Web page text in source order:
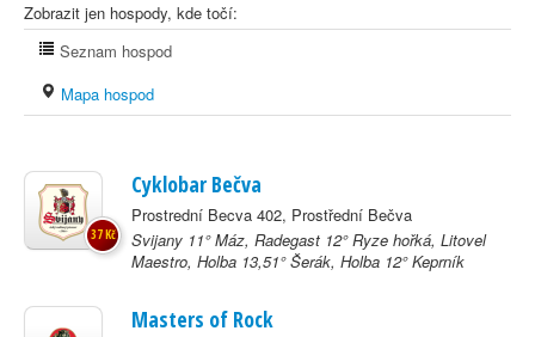
Zobrazit jen hospody, kde točí:
Seznam hospod
Mapa hospod
Cyklobar Bečva
Prostrední Becva 402, Prostřední Bečva
Svijany 11° Máz, Radegast 12° Ryze hořká, Litovel
Maestro, Holba 13,51° Šerák, Holba 12° Keprník
37 Kč
Masters of Rock